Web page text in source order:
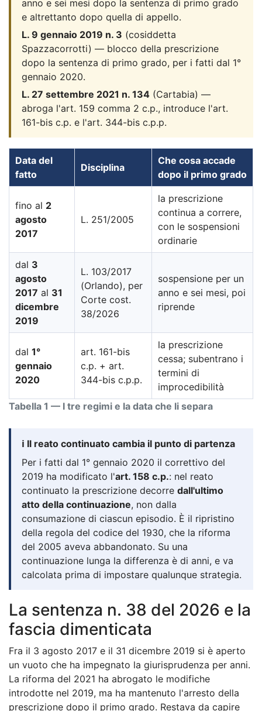
anno e sei mesi dopo la sentenza di primo grado
e altrettanto dopo quella di appello.
L. 9 gennaio 2019 n. 3 (cosiddetta
Spazzacorrotti) — blocco della prescrizione
dopo la sentenza di primo grado, per i fatti dal 1°
gennaio 2020.
L. 27 settembre 2021 n. 134 (Cartabia) —
abroga l'art. 159 comma 2 c.p., introduce l'art.
161-bis c.p. e l'art. 344-bis c.p.p.
Tabella 1 — I tre regimi e la data che li separa
Data del
fatto
Disciplina
Che cosa accade
dopo il primo grado
fino al 2
agosto
2017
L. 251/2005
la prescrizione
continua a correre,
con le sospensioni
ordinarie
dal 3
agosto
2017 al 31
dicembre
2019
L. 103/2017
(Orlando), per
Corte cost.
38/2026
sospensione per un
anno e sei mesi, poi
riprende
dal 1°
gennaio
2020
art. 161-bis
c.p. + art.
344-bis c.p.p.
la prescrizione
cessa; subentrano i
termini di
improcedibilità
ℹ️ Il reato continuato cambia il punto di partenza
Per i fatti dal 1° gennaio 2020 il correttivo del
2019 ha modificato l'art. 158 c.p.: nel reato
continuato la prescrizione decorre dall'ultimo
atto della continuazione, non dalla
consumazione di ciascun episodio. È il ripristino
della regola del codice del 1930, che la riforma
del 2005 aveva abbandonato. Su una
continuazione lunga la differenza è di anni, e va
calcolata prima di impostare qualunque strategia.
La sentenza n. 38 del 2026 e la
fascia dimenticata
Fra il 3 agosto 2017 e il 31 dicembre 2019 si è aperto
un vuoto che ha impegnato la giurisprudenza per anni.
La riforma del 2021 ha abrogato le modifiche
introdotte nel 2019, ma ha mantenuto l'arresto della
prescrizione dopo il primo grado. Restava da capire